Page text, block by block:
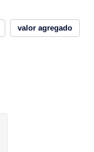
valor agregado